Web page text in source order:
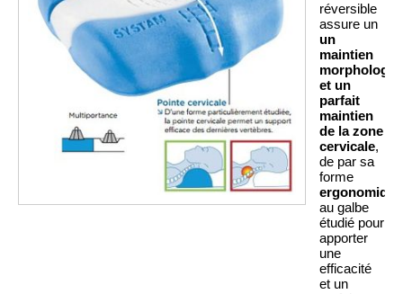
réversible
assure un
un
maintien
et un
parfait
maintien
de la zone
cervicale,
de par sa
forme
ergonomique
au galbe
étudié pour
apporter
une
efficacité
et un